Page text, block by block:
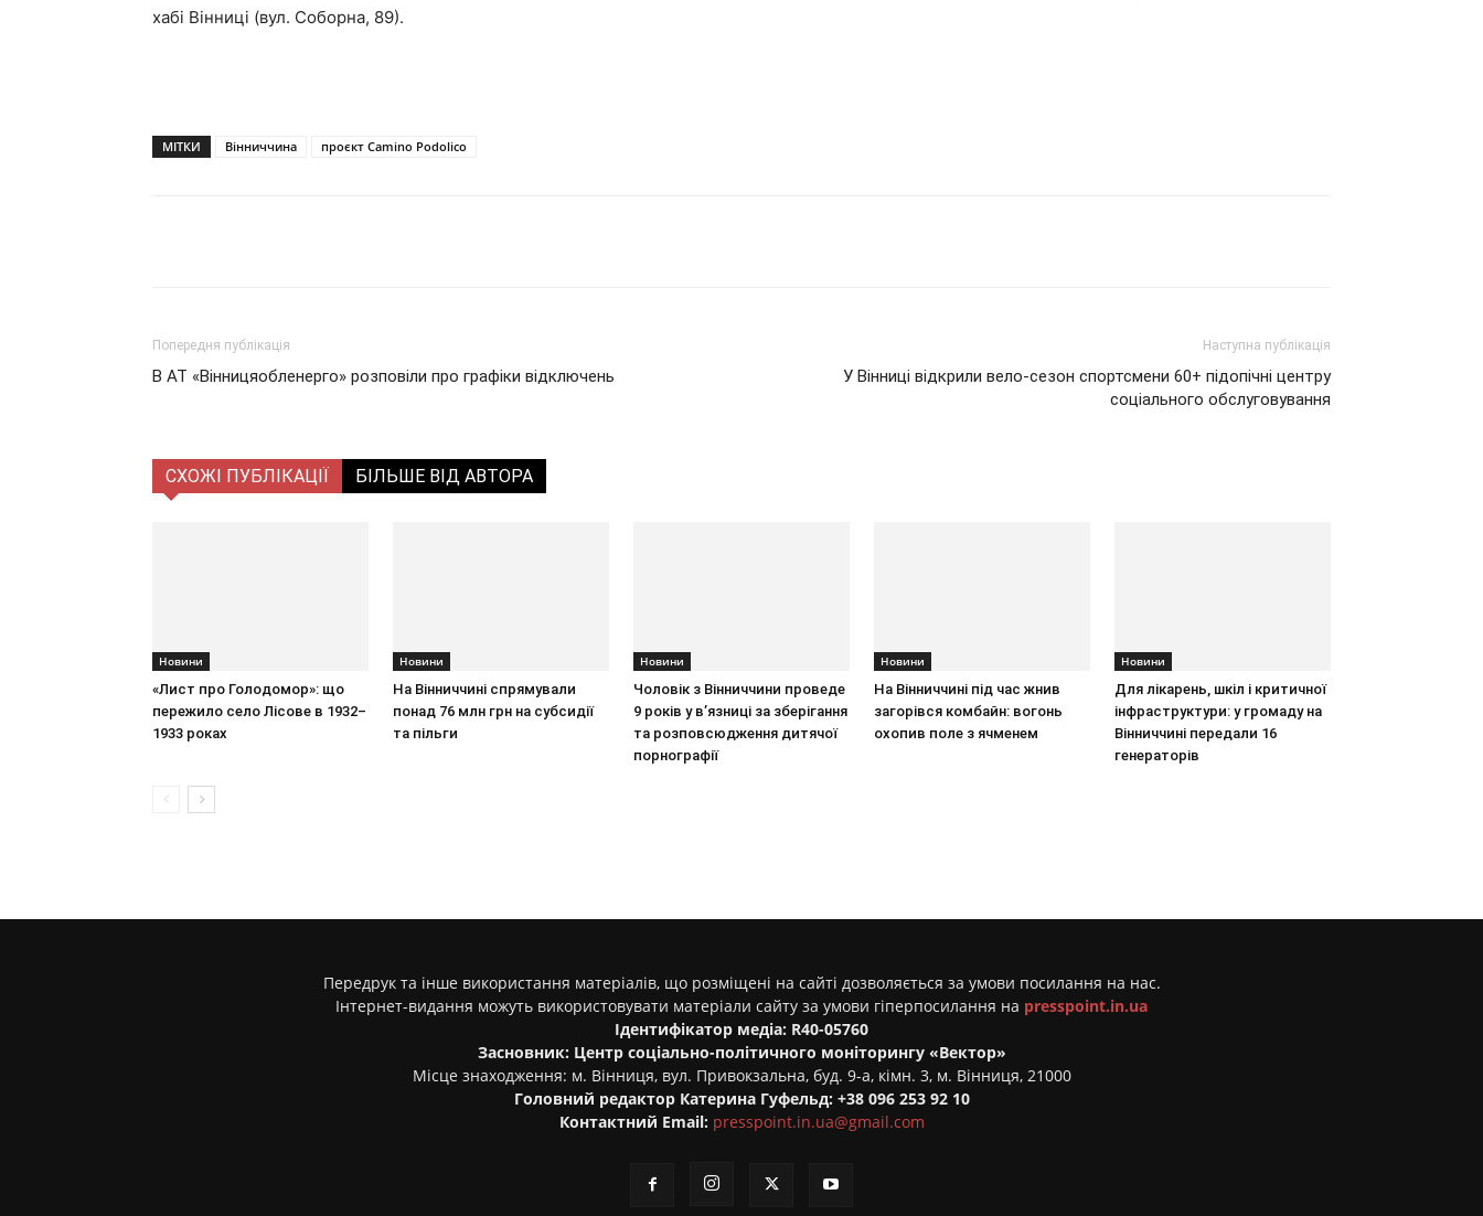
хабі Вінниці (вул. Соборна, 89).
МІТКИ Вінниччина проєкт Camino Podolico
Попередня публікація
В АТ «Вінницяобленерго» розповіли про графіки відключень
Наступна публікація
У Вінниці відкрили вело-сезон спортсмени 60+ підопічні центру
соціального обслуговування
СХОЖІ ПУБЛІКАЦІЇ БІЛЬШЕ ВІД АВТОРА
Новини
«Лист про Голодомор»: що
пережило село Лісове в 1932–
1933 роках
Новини
На Вінниччині спрямували
понад 76 млн грн на субсидії
та пільги
Новини
Чоловік з Вінниччини проведе
9 років у в’язниці за зберігання
та розповсюдження дитячої
порнографії
Новини
На Вінниччині під час жнив
загорівся комбайн: вогонь
охопив поле з ячменем
Новини
Для лікарень, шкіл і критичної
інфраструктури: у громаду на
Вінниччині передали 16
генераторів
Передрук та інше використання матеріалів, що розміщені на сайті дозволяється за умови посилання на нас.
Інтернет-видання можуть використовувати матеріали сайту за умови гіперпосилання на presspoint.in.ua
Ідентифікатор медіа: R40-05760
Засновник: Центр соціально-політичного моніторингу «Вектор»
Місце знаходження: м. Вінниця, вул. Привокзальна, буд. 9-а, кімн. 3, м. Вінниця, 21000
Головний редактор Катерина Гуфельд: +38 096 253 92 10
Контактний Email: presspoint.in.ua@gmail.com